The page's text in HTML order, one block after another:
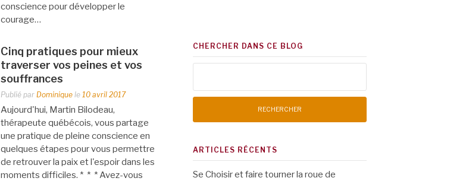
conscience pour développer le
courage…
Cinq pratiques pour mieux
traverser vos peines et vos
souffrances
Publié par Dominiquele 10 avril 2017
Aujourd'hui, Martin Bilodeau,
thérapeute québécois, vous partage
une pratique de pleine conscience en
quelques étapes pour vous permettre
de retrouver la paix et l'espoir dans les
moments difficiles. * * * Avez-vous
CHERCHER DANS CE BLOG
ARTICLES RÉCENTS
Se Choisir et faire tourner la roue de